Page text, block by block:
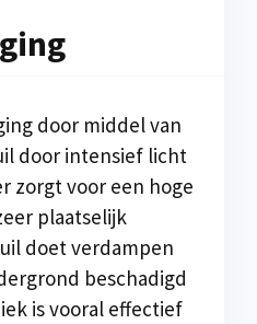
door middel van
door intensief licht
zorgt voor een hoge
plaatselijk
doet verdampen
beschadigd
is vooral effectief